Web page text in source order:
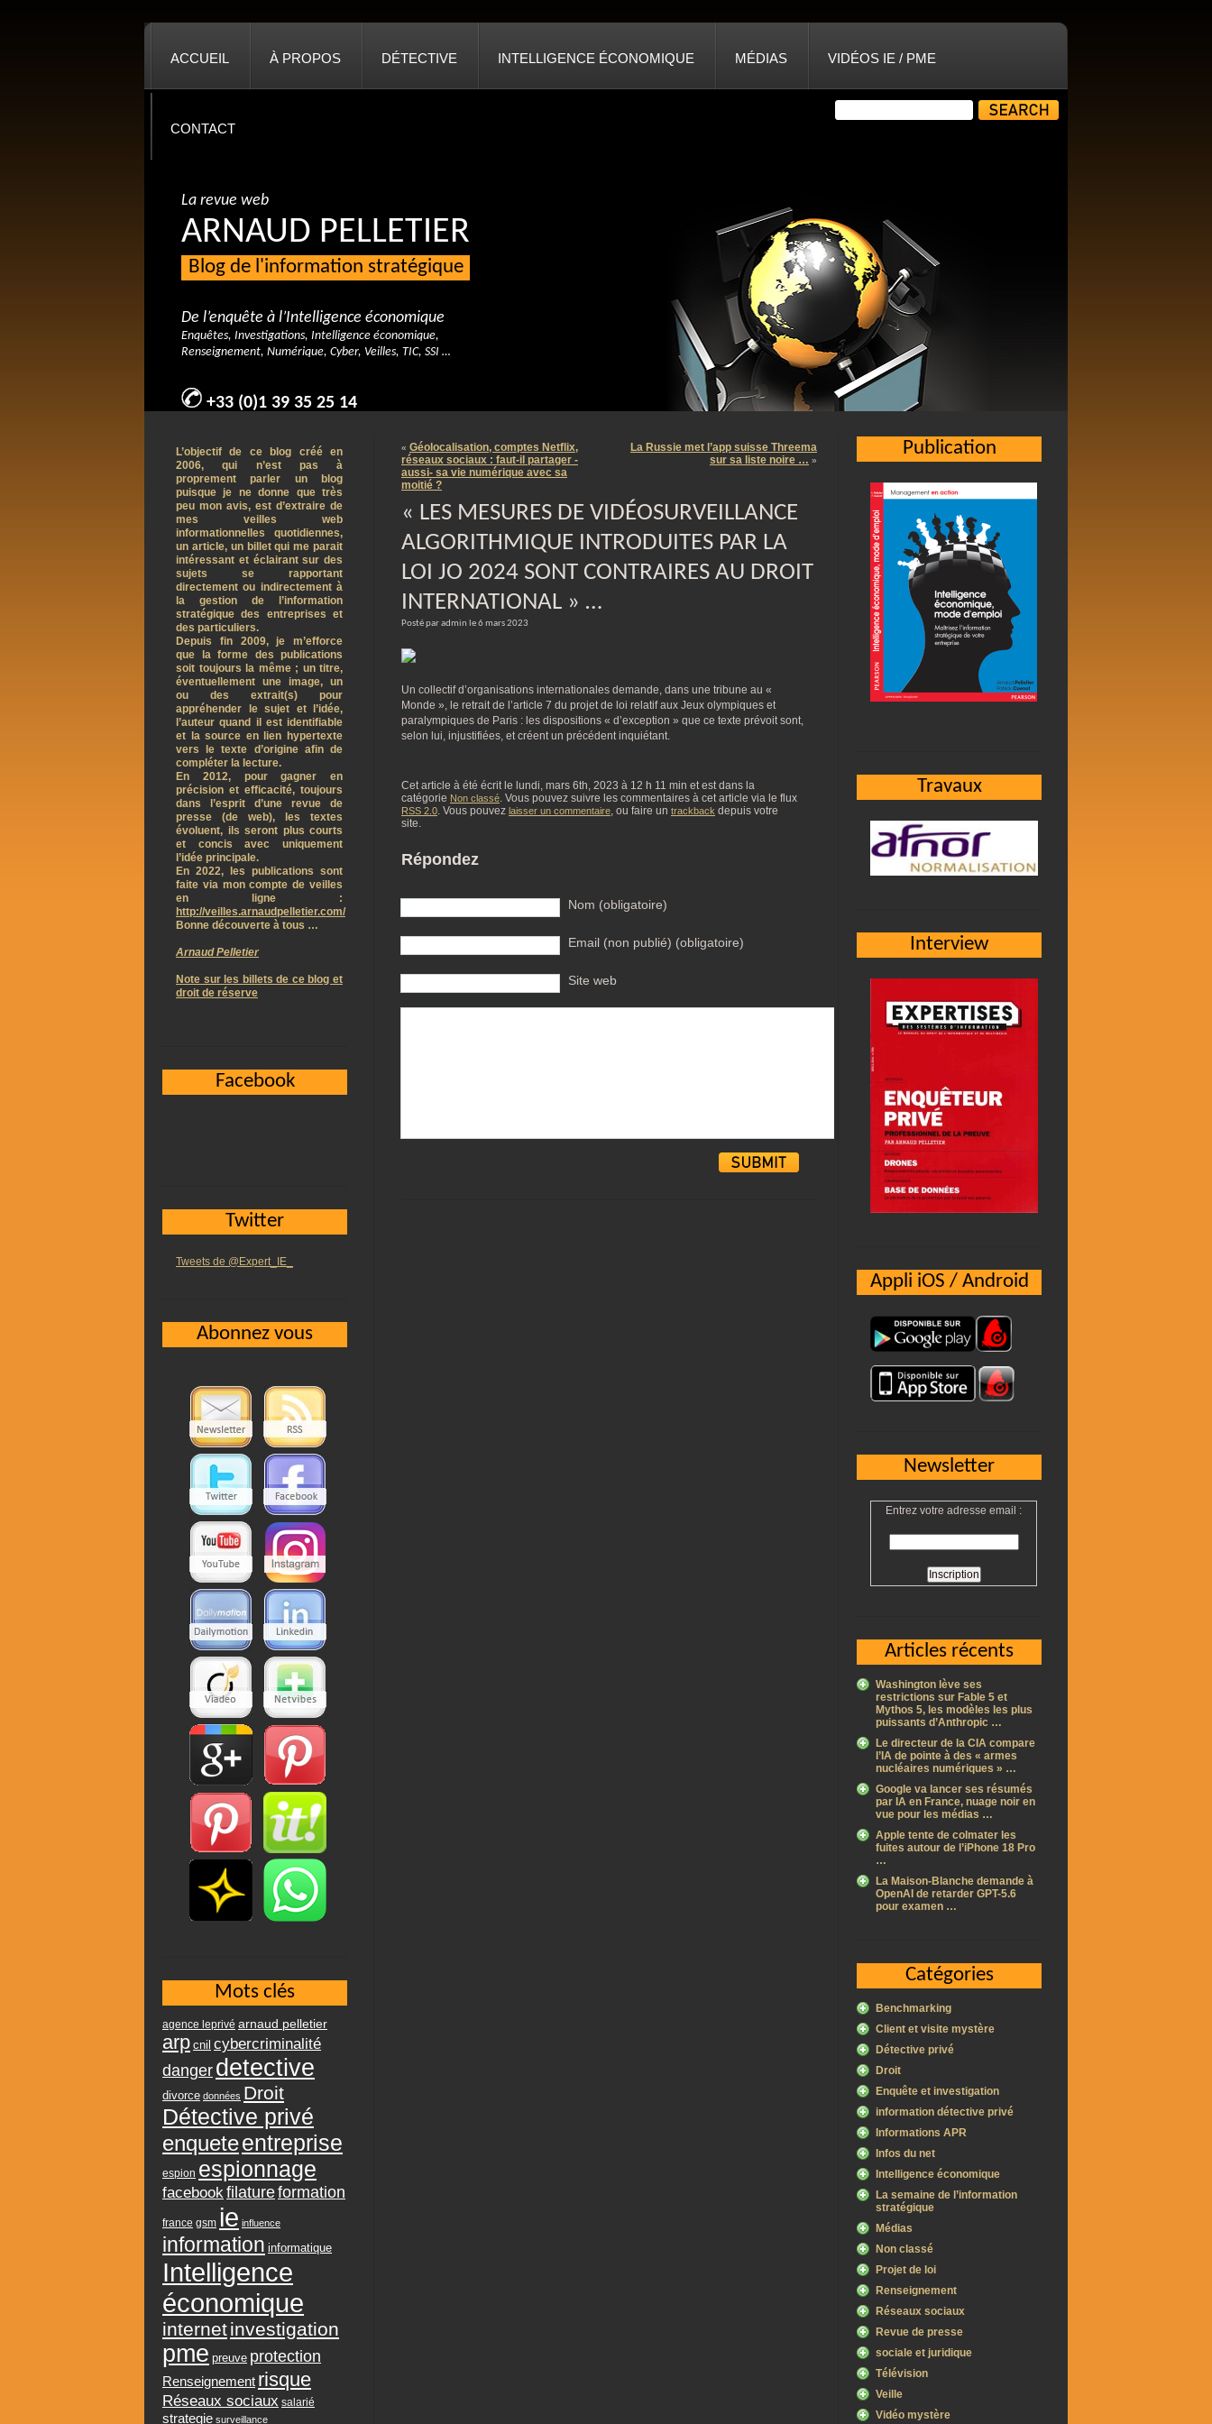
ACCUEIL À PROPOS DÉTECTIVE INTELLIGENCE ÉCONOMIQUE MÉDIAS VIDÉOS IE / PME
CONTACT
La revue web
ARNAUD PELLETIER
Blog de l'information stratégique
De l’enquête à l’Intelligence économique
Enquêtes, Investigations, Intelligence économique,
Renseignement, Numérique, Cyber, Veilles, TIC, SSI …
+33 (0)1 39 35 25 14
« Géolocalisation, comptes Netflix,
réseaux sociaux : faut-il partager -
aussi- sa vie numérique avec sa
moitié ?
La Russie met l’app suisse Threema
sur sa liste noire … »
« LES MESURES DE VIDÉOSURVEILLANCE
ALGORITHMIQUE INTRODUITES PAR LA
LOI JO 2024 SONT CONTRAIRES AU DROIT
INTERNATIONAL » …
Posté par admin le 6 mars 2023
Un collectif d’organisations internationales demande, dans une tribune au «
Monde », le retrait de l’article 7 du projet de loi relatif aux Jeux olympiques et
paralympiques de Paris : les dispositions « d’exception » que ce texte prévoit sont,
selon lui, injustifiées, et créent un précédent inquiétant.
Cet article à été écrit le lundi, mars 6th, 2023 à 12 h 11 min et est dans la
catégorie Non classé. Vous pouvez suivre les commentaires à cet article via le flux
RSS 2.0. Vous pouvez laisser un commentaire, ou faire un trackback depuis votre
site.
Répondez
Nom (obligatoire)
Email (non publié) (obligatoire)
Site web
Publication
Travaux
Interview
Appli iOS / Android
Newsletter
Entrez votre adresse email :
Articles récents
Washington lève ses
restrictions sur Fable 5 et
Mythos 5, les modèles les plus
puissants d’Anthropic …
Le directeur de la CIA compare
l’IA de pointe à des « armes
nucléaires numériques » …
Google va lancer ses résumés
par IA en France, nuage noir en
vue pour les médias …
Apple tente de colmater les
fuites autour de l’iPhone 18 Pro
…
La Maison-Blanche demande à
OpenAI de retarder GPT-5.6
pour examen …
Catégories
Benchmarking
Client et visite mystère
Détective privé
Droit
Enquête et investigation
information détective privé
Informations APR
Infos du net
Intelligence économique
La semaine de l’information
stratégique
Médias
Non classé
Projet de loi
Renseignement
Réseaux sociaux
Revue de presse
sociale et juridique
Télévision
Veille
Vidéo mystère
L’objectif de ce blog créé en
2006, qui n’est pas à
proprement parler un blog
puisque je ne donne que très
peu mon avis, est d’extraire de
mes veilles web
informationnelles quotidiennes,
un article, un billet qui me parait
intéressant et éclairant sur des
sujets se rapportant
directement ou indirectement à
la gestion de l’information
stratégique des entreprises et
des particuliers.
Depuis fin 2009, je m’efforce
que la forme des publications
soit toujours la même ; un titre,
éventuellement une image, un
ou des extrait(s) pour
appréhender le sujet et l’idée,
l’auteur quand il est identifiable
et la source en lien hypertexte
vers le texte d’origine afin de
compléter la lecture.
En 2012, pour gagner en
précision et efficacité, toujours
dans l’esprit d’une revue de
presse (de web), les textes
évoluent, ils seront plus courts
et concis avec uniquement
l’idée principale.
En 2022, les publications sont
faite via mon compte de veilles
en ligne :
http://veilles.arnaudpelletier.com/
Bonne découverte à tous …
Arnaud Pelletier
Note sur les billets de ce blog et
droit de réserve
Facebook
Twitter
Tweets de @Expert_IE_
Abonnez vous
Mots clés
agence leprivé arnaud pelletier
arp cnil cybercriminalité
danger detective
divorce données Droit
Détective privé
enqueteentreprise
espion espionnage
facebookfilatureformation
france gsm ie influence
information informatique
Intelligence
économique
internetinvestigation
pme preuve protection
Renseignement risque
Réseaux sociaux salarié
strategie surveillance